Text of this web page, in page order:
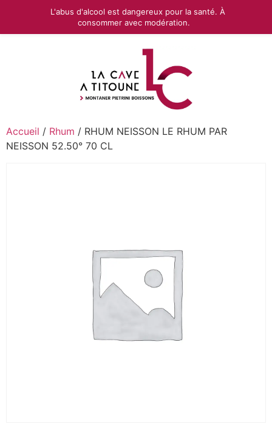
Accueil / Rhum / RHUM NEISSON LE RHUM PAR
NEISSON 52.50° 70 CL
L'abus d'alcool est dangereux pour la santé. À
consommer avec modération.